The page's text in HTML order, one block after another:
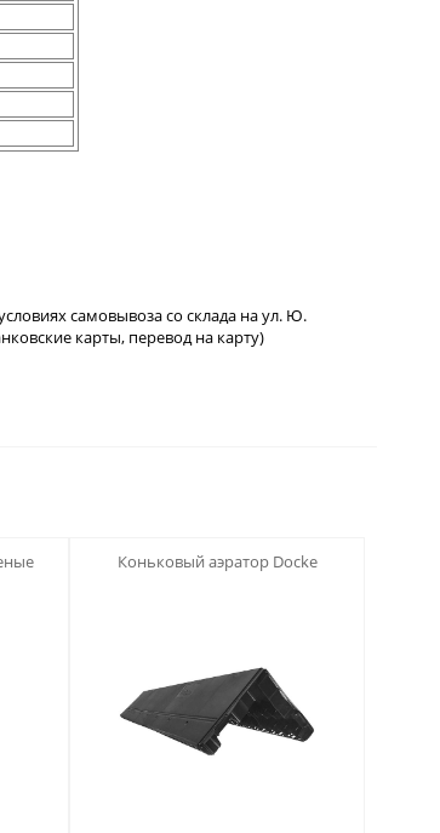
самовывоза со склада на ул. Ю.
карты, перевод на карту)
Коньковый аэратор Docke